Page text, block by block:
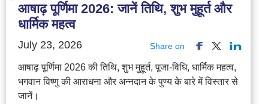
आषाढ़ पूर्णिमा 2026: जानें तिथि, शुभ मुहूर्त और
धार्मिक महत्व
July 23, 2026 Share on
आषाढ़ पूर्णिमा 2026 की तिथि, शुभ मुहूर्त, पूजा-विधि, धार्मिक महत्व,
भगवान विष्णु की आराधना और अन्नदान के पुण्य के बारे में विस्तार से
जानें।